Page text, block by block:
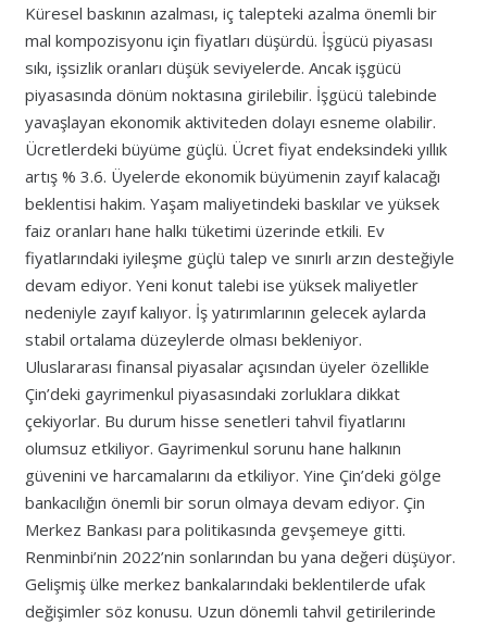
Küresel baskının azalması, iç talepteki azalma önemli bir
mal kompozisyonu için fiyatları düşürdü. İşgücü piyasası
sıkı, işsizlik oranları düşük seviyelerde. Ancak işgücü
piyasasında dönüm noktasına girilebilir. İşgücü talebinde
yavaşlayan ekonomik aktiviteden dolayı esneme olabilir.
Ücretlerdeki büyüme güçlü. Ücret fiyat endeksindeki yıllık
artış % 3.6. Üyelerde ekonomik büyümenin zayıf kalacağı
beklentisi hakim. Yaşam maliyetindeki baskılar ve yüksek
faiz oranları hane halkı tüketimi üzerinde etkili. Ev
fiyatlarındaki iyileşme güçlü talep ve sınırlı arzın desteğiyle
devam ediyor. Yeni konut talebi ise yüksek maliyetler
nedeniyle zayıf kalıyor. İş yatırımlarının gelecek aylarda
stabil ortalama düzeylerde olması bekleniyor.
Uluslararası finansal piyasalar açısından üyeler özellikle
Çin’deki gayrimenkul piyasasındaki zorluklara dikkat
çekiyorlar. Bu durum hisse senetleri tahvil fiyatlarını
olumsuz etkiliyor. Gayrimenkul sorunu hane halkının
güvenini ve harcamalarını da etkiliyor. Yine Çin’deki gölge
bankacılığın önemli bir sorun olmaya devam ediyor. Çin
Merkez Bankası para politikasında gevşemeye gitti.
Renminbi’nin 2022’nin sonlarından bu yana değeri düşüyor.
Gelişmiş ülke merkez bankalarındaki beklentilerde ufak
değişimler söz konusu. Uzun dönemli tahvil getirilerinde